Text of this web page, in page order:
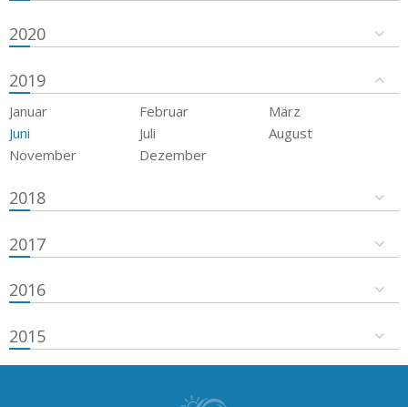
2020
2019
Januar Februar
März
Juni
Juli
August
November
Dezember
2018
2017
2016
2015